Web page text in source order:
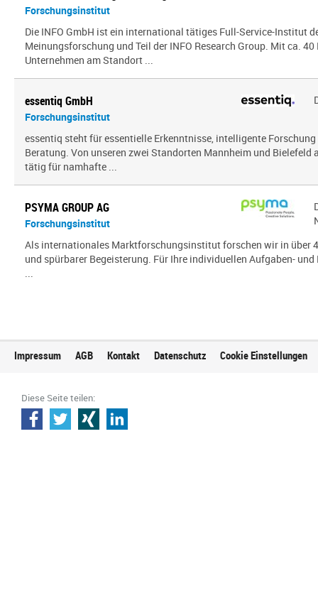
Forschungsinstitut
Die INFO GmbH ist ein international tätiges Full-Service-Institut
Meinungsforschung und Teil der INFO Research Group. Mit ca.
Unternehmen am Standort ...
essentiq GmbH
Forschungsinstitut
essentiq steht für essentielle Erkenntnisse, intelligente
Beratung. Von unseren zwei Standorten Mannheim und Bielefeld
tätig für namhafte ...
PSYMA GROUP AG
Forschungsinstitut
Als internationales Marktforschungsinstitut forschen wir in über
und spürbarer Begeisterung. Für Ihre individuellen Aufgaben-
...
Impressum AGB Kontakt Datenschutz Cookie Einstellungen
Diese Seite teilen: